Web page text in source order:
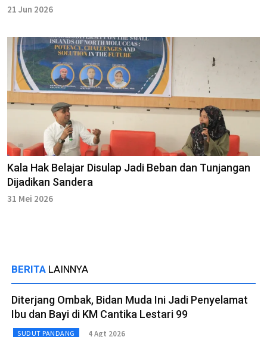
21 Jun 2026
Kala Hak Belajar Disulap Jadi Beban dan Tunjangan
Dijadikan Sandera
31 Mei 2026
BERITA LAINNYA
Diterjang Ombak, Bidan Muda Ini Jadi Penyelamat
Ibu dan Bayi di KM Cantika Lestari 99
SUDUT PANDANG 4 Agt 2026